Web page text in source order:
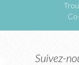
Suivez-